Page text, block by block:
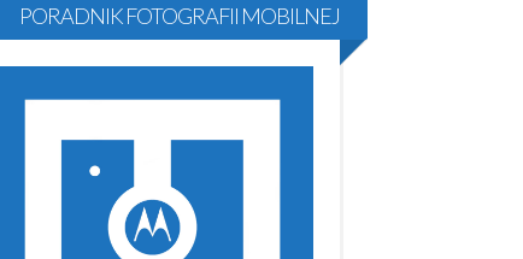
PORADNIK FOTOGRAFII MOBILNEJ